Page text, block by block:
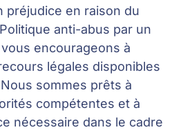
préjudice en raison du
anti-abus par un
encourageons à
légales disponibles
sommes prêts à
compétentes et à
nécessaire dans le cadre